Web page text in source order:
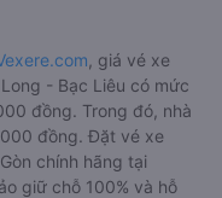
, giá vé xe
- Bạc Liêu có mức
đồng. Trong đó, nhà
đồng. Đặt vé xe
chính hãng tại
giữ chỗ 100% và hỗ